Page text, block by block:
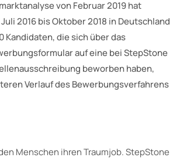
von Februar 2019 hat
2016 bis Oktober 2018 in Deutschland
Kandidaten, die sich über das
auf eine bei StepStone
beworben haben,
Verlauf des Bewerbungsverfahrens
Menschen ihren Traumjob. StepStone